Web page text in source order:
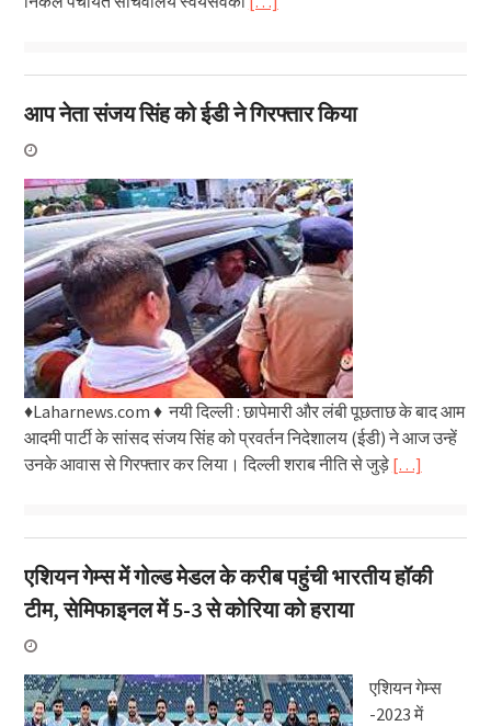
आप नेता संजय सिंह को ईडी ने गिरफ्तार किया
♦Laharnews.com ♦ नयी दिल्ली : छापेमारी और लंबी पूछताछ के बाद आम
आदमी पार्टी के सांसद संजय सिंह को प्रवर्तन निदेशालय (ईडी) ने आज उन्हें
उनके आवास से गिरफ्तार कर लिया। दिल्ली शराब नीति से जुड़े […]
एशियन गेम्स में गोल्ड मेडल के करीब पहुंची भारतीय हॉकी
टीम, सेमिफाइनल में 5-3 से कोरिया को हराया
एशियन गेम्स
-2023 में